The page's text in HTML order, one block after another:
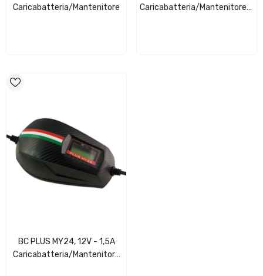
Caricabatteria/Mantenitore
Caricabatteria/Mantenitore/
BC PLUS MY24, 12V - 1,5A
Caricabatteria/Mantenitore